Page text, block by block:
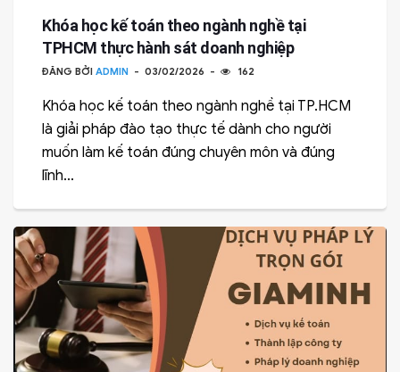
Khóa học kế toán theo ngành nghề tại
TPHCM thực hành sát doanh nghiệp
ĐĂNG BỞI ADMIN 03/02/2026 162
Khóa học kế toán theo ngành nghề tại TP.HCM
là giải pháp đào tạo thực tế dành cho người
muốn làm kế toán đúng chuyên môn và đúng
lĩnh...